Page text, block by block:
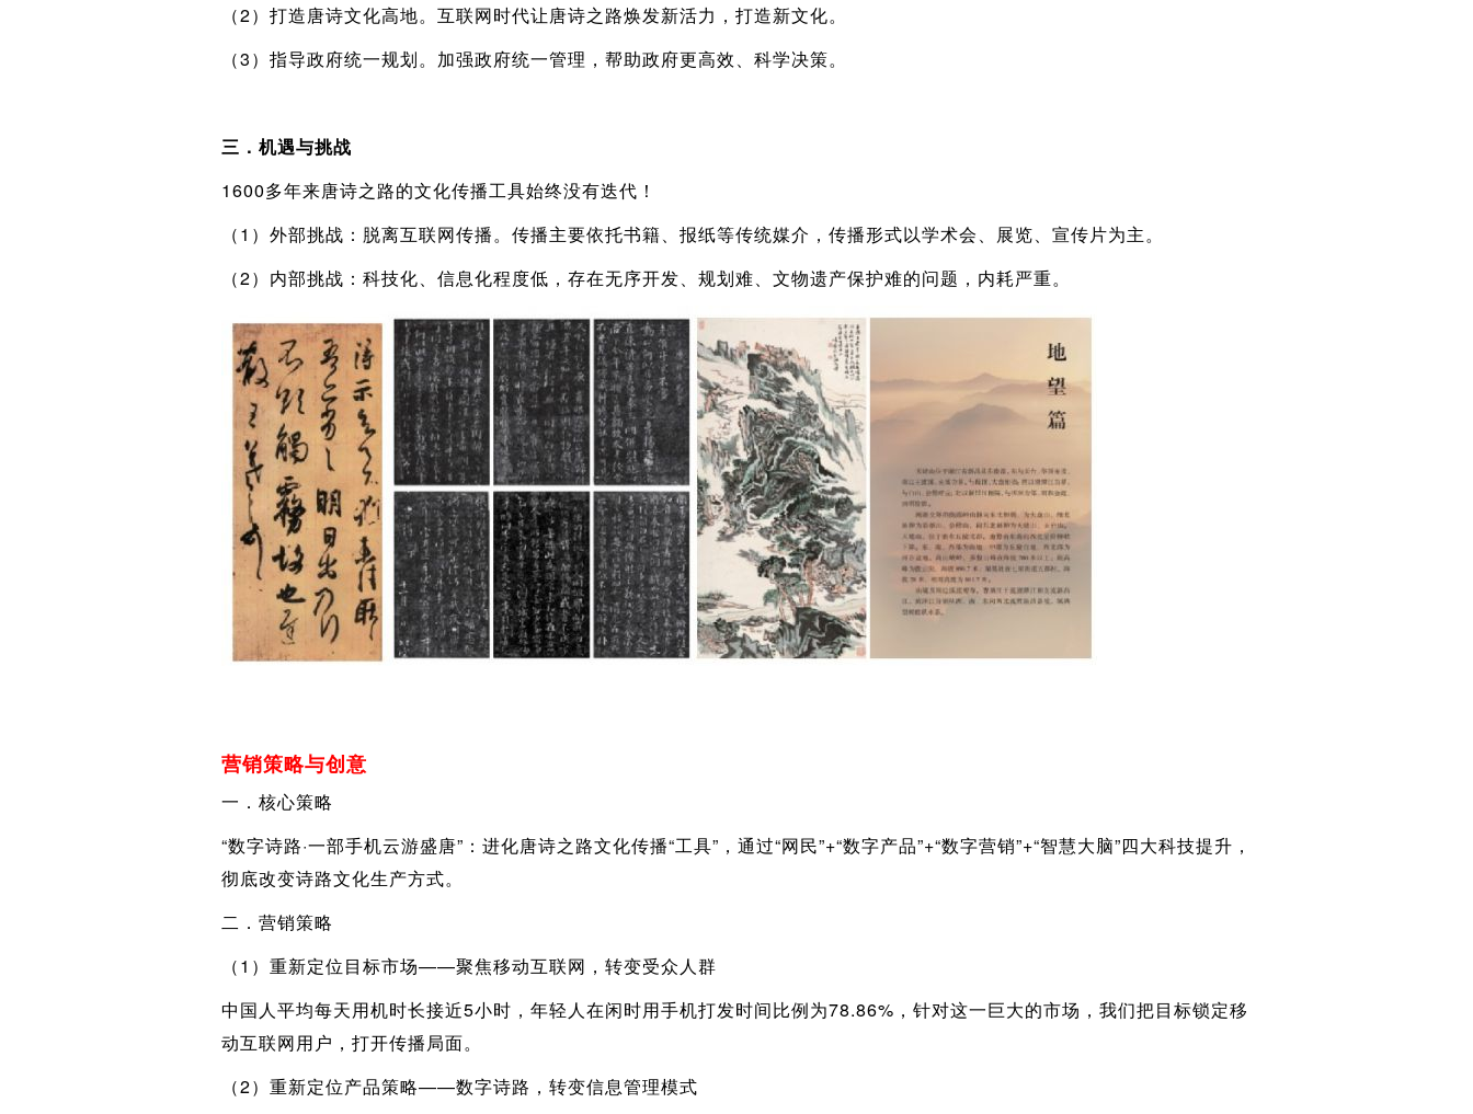
（2）打造唐诗文化高地。互联网时代让唐诗之路焕发新活力，打造新文化。
（3）指导政府统一规划。加强政府统一管理，帮助政府更高效、科学决策。
三．机遇与挑战
1600多年来唐诗之路的文化传播工具始终没有迭代！
（1）外部挑战：脱离互联网传播。传播主要依托书籍、报纸等传统媒介，传播形式以学术会、展览、宣传片为主。
（2）内部挑战：科技化、信息化程度低，存在无序开发、规划难、文物遗产保护难的问题，内耗严重。
营销策略与创意
一．核心策略
“数字诗路·一部手机云游盛唐”：进化唐诗之路文化传播“工具”，通过“网民”+“数字产品”+“数字营销”+“智慧大脑”四大科技提升，
彻底改变诗路文化生产方式。
二．营销策略
（1）重新定位目标市场——聚焦移动互联网，转变受众人群
中国人平均每天用机时长接近5小时，年轻人在闲时用手机打发时间比例为78.86%，针对这一巨大的市场，我们把目标锁定移
动互联网用户，打开传播局面。
（2）重新定位产品策略——数字诗路，转变信息管理模式